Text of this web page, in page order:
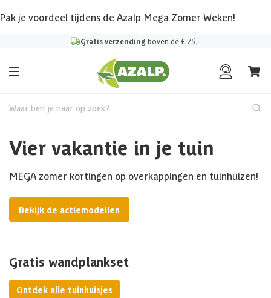
Pak je voordeel tijdens de Azalp Mega Zomer Weken!
Gratis verzending boven de € 75,-
Waar ben je naar op zoek?
Vier vakantie in je tuin
MEGA zomer kortingen op overkappingen en tuinhuizen!
Bekijk de actiemodellen
Gratis wandplankset
Ontdek alle tuinhuisjes